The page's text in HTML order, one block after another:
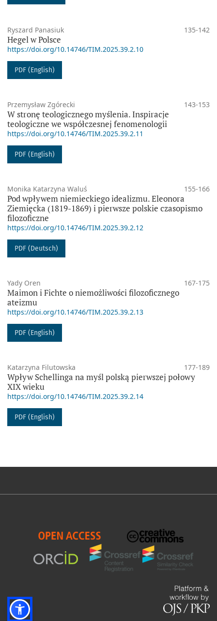
Ryszard Panasiuk 135-142
Hegel w Polsce
https://doi.org/10.14746/TIM.2025.39.2.10
PDF (English)
Przemysław Zgórecki 143-153
W stronę teologicznego myślenia. Inspiracje
teologiczne we współczesnej fenomenologii
https://doi.org/10.14746/TIM.2025.39.2.11
PDF (English)
Monika Katarzyna Waluś 155-166
Pod wpływem niemieckiego idealizmu. Eleonora
Ziemięcka (1819-1869) i pierwsze polskie czasopismo
filozoficzne
https://doi.org/10.14746/TIM.2025.39.2.12
PDF (Deutsch)
Yady Oren 167-175
Maimon i Fichte o niemożliwości filozoficznego
ateizmu
https://doi.org/10.14746/TIM.2025.39.2.13
PDF (English)
Katarzyna Filutowska 177-189
Wpływ Schellinga na myśl polską pierwszej połowy
XIX wieku
https://doi.org/10.14746/TIM.2025.39.2.14
PDF (English)